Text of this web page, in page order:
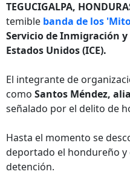
TEGUCIGALPA,
temible banda de los
Servicio de Inmigración
Estados Unidos (ICE).
El integrante de
como Santos Méndez,
señalado por el delito de
Hasta el momento se
deportado el hondureño y
detención.